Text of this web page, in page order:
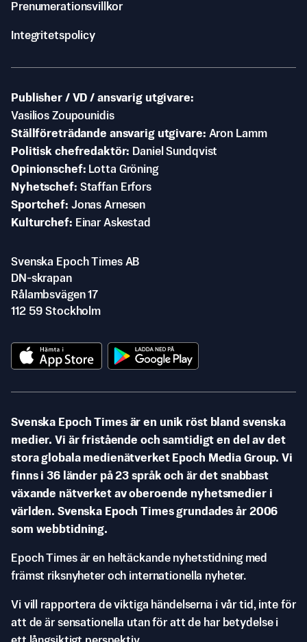
Prenumerationsvillkor
Integritetspolicy
Publisher / VD / ansvarig utgivare
Vasilios Zoupounidis
Ställföreträdande ansvarig utgivare Aron Lamm
Politisk chefredaktör
Daniel Sundqvist
Opinionschef
Lotta Gröning
Nyhetschef Staffan Erfors
Sportchef Jonas Arnesen
Kulturchef
Einar Askestad
Svenska Epoch Times AB
DN-skrapan
Rålambsvägen 17
112 59 Stockholm
Svenska Epoch Times är en unik röst bland svenska
medier. Vi är fristående och samtidigt en del av det
stora globala medienätverket Epoch Media Group. Vi
finns i 36 länder på 23 språk och är det snabbast
växande nätverket av oberoende nyhetsmedier i
världen. Svenska Epoch Times grundades år 2006
som webbtidning.
Epoch Times är en heltäckande nyhetstidning med
främst riksnyheter och internationella nyheter.
Vi vill rapportera de viktiga händelserna i vår tid, inte för
att de är sensationella utan för att de har betydelse i